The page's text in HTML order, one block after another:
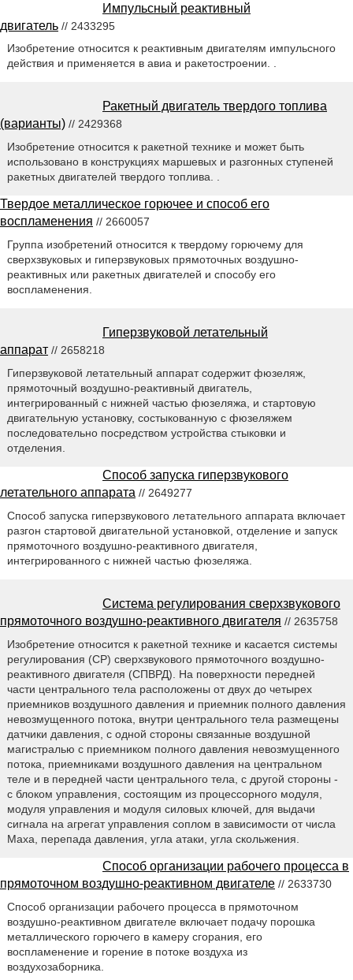
Импульсный реактивный
двигатель // 2433295
Изобретение относится к реактивным двигателям импульсного
действия и применяется в авиа и ракетостроении. .
Ракетный двигатель твердого топлива
(варианты) // 2429368
Изобретение относится к ракетной технике и может быть
использовано в конструкциях маршевых и разгонных ступеней
ракетных двигателей твердого топлива. .
Твердое металлическое горючее и способ его
воспламенения // 2660057
Группа изобретений относится к твердому горючему для
сверхзвуковых и гиперзвуковых прямоточных воздушно-
реактивных или ракетных двигателей и способу его
воспламенения.
Гиперзвуковой летательный
аппарат // 2658218
Гиперзвуковой летательный аппарат содержит фюзеляж,
прямоточный воздушно-реактивный двигатель,
интегрированный с нижней частью фюзеляжа, и стартовую
двигательную установку, состыкованную с фюзеляжем
последовательно посредством устройства стыковки и
отделения.
Способ запуска гиперзвукового
летательного аппарата // 2649277
Способ запуска гиперзвукового летательного аппарата включает
разгон стартовой двигательной установкой, отделение и запуск
прямоточного воздушно-реактивного двигателя,
интегрированного с нижней частью фюзеляжа.
Система регулирования сверхзвукового
прямоточного воздушно-реактивного двигателя // 2635758
Изобретение относится к ракетной технике и касается системы
регулирования (CP) сверхзвукового прямоточного воздушно-
реактивного двигателя (СПВРД). На поверхности передней
части центрального тела расположены от двух до четырех
приемников воздушного давления и приемник полного давления
невозмущенного потока, внутри центрального тела размещены
датчики давления, с одной стороны связанные воздушной
магистралью с приемником полного давления невозмущенного
потока, приемниками воздушного давления на центральном
теле и в передней части центрального тела, с другой стороны -
с блоком управления, состоящим из процессорного модуля,
модуля управления и модуля силовых ключей, для выдачи
сигнала на агрегат управления соплом в зависимости от числа
Маха, перепада давления, угла атаки, угла скольжения.
Способ организации рабочего процесса в
прямоточном воздушно-реактивном двигателе // 2633730
Способ организации рабочего процесса в прямоточном
воздушно-реактивном двигателе включает подачу порошка
металлического горючего в камеру сгорания, его
воспламенение и горение в потоке воздуха из
воздухозаборника.